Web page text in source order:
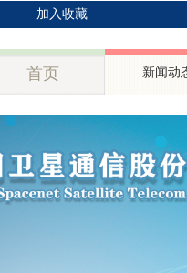
加入收藏
首页 新闻动